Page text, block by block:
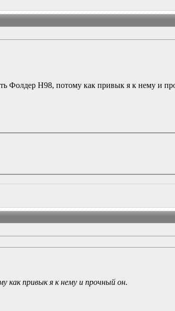
Фолдер Н98, потому как привык я к нему и
привык я к нему и прочный он.